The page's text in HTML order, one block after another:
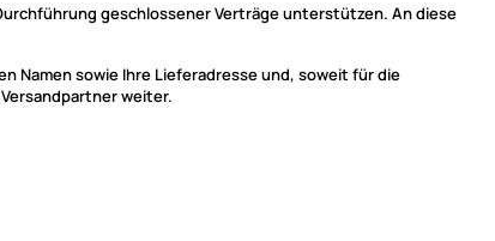
geschlossener Verträge unterstützen. An diese
Namen sowie Ihre Lieferadresse und, soweit für die
weiter.